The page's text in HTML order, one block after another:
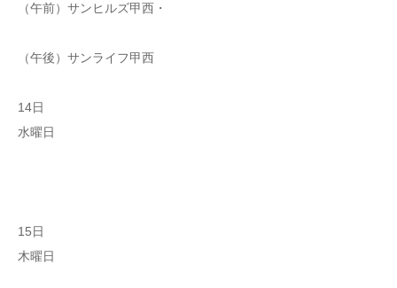
（午前）サンヒルズ甲西・
（午後）サンライフ甲西
14日
水曜日
15日
木曜日